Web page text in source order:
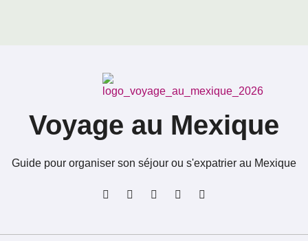
Voyage au Mexique
Guide pour organiser son séjour ou s'expatrier au Mexique